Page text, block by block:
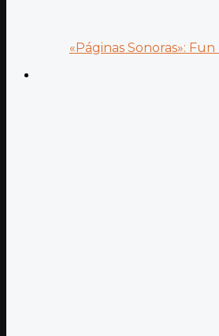
«Páginas Sonoras»: